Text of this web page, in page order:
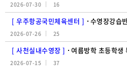
2026-07-30 16
[ 우주항공국민체육센터 ] 수영장강습
2026-07-26 25
[ 사천실내수영장 ] 여름방학 초등학생 특
2026-07-15 37